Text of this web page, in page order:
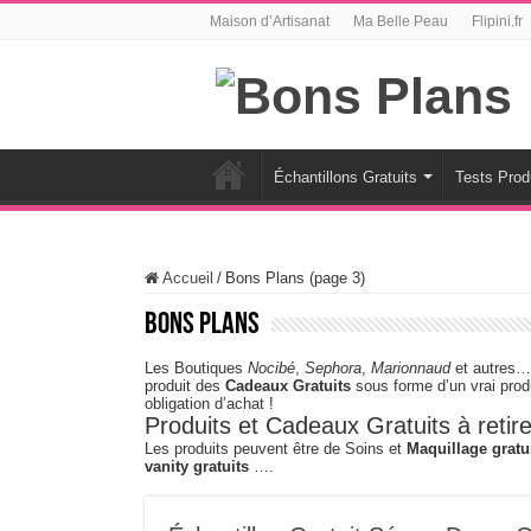
Maison d’Artisanat Ma Belle Peau Flipini.fr
Échantillons Gratuits Tests
Accueil / Bons Plans (page 3)
Bons Plans
Les Boutiques Nocibé, Sephora, Marionnaudet autres…
produit des Cadeaux Gratuits sous forme d’un vrai
obligation d’achat !
Produits et Cadeaux Gratuits à
Les produits peuvent être de Soins et Maquillage
vanity gratuits ….